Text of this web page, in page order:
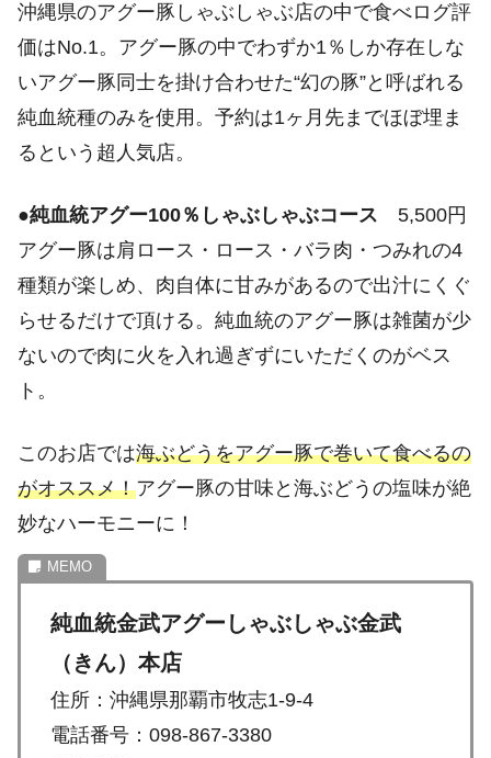
沖縄県のアグー豚しゃぶしゃぶ店の中で食べログ評
価はNo.1。アグー豚の中でわずか1％しか存在しな
いアグー豚同士を掛け合わせた“幻の豚”と呼ばれる
純血統種のみを使用。予約は1ヶ月先までほぼ埋ま
るという超人気店。
●純血統アグー100％しゃぶしゃぶコース 5,500円
アグー豚は肩ロース・ロース・バラ肉・つみれの4
種類が楽しめ、肉自体に甘みがあるので出汁にくぐ
らせるだけで頂ける。純血統のアグー豚は雑菌が少
ないので肉に火を入れ過ぎずにいただくのがベス
ト。
このお店では海ぶどうをアグー豚で巻いて食べるの
がオススメ！アグー豚の甘味と海ぶどうの塩味が絶
妙なハーモニーに！
純血統金武アグーしゃぶしゃぶ金武
（きん）本店
住所：沖縄県那覇市牧志1-9-4
電話番号：098-867-3380